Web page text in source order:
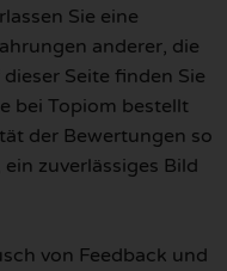
Sie eine
anderer, die
Seite finden Sie
bei Topiom bestellt
der Bewertungen so
zuverlässiges Bild
von Feedback und